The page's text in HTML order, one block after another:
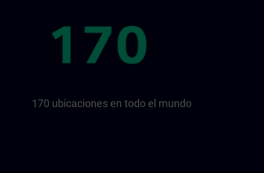
170 ubicaciones en todo el mundo